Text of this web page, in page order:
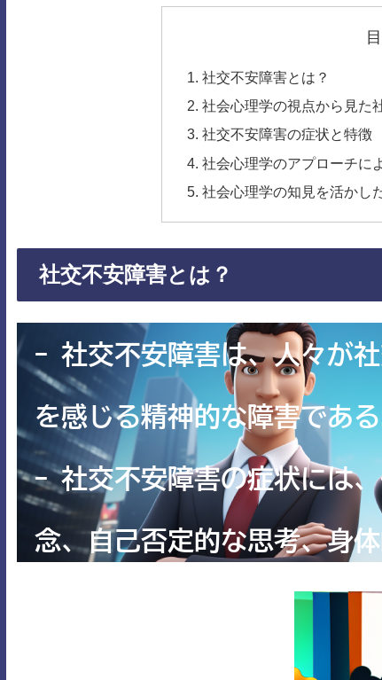
社交不安障害とは？
社会心理学の視点から見た
社交不安障害の症状と特徴
社会心理学のアプローチに
社会心理学の知見を活かし
社交不安障害とは？